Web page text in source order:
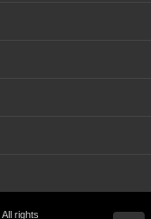
All rights